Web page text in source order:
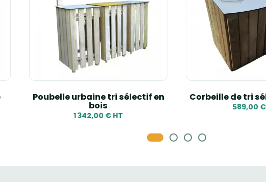
Poubelle urbaine tri sélectif en
bois
1 342,00 € HT
Corbeille de tri
589,00